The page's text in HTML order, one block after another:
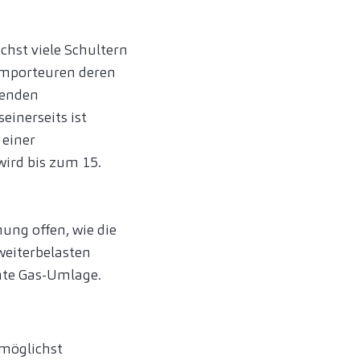
viele Schultern
deren
ist
bis zum 15.
offen, wie die
Gas-Umlage.